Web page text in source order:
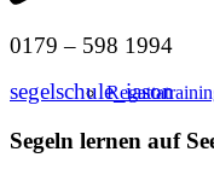
0179 – 598 1994
segelschule_iason
Segeln lernen auf